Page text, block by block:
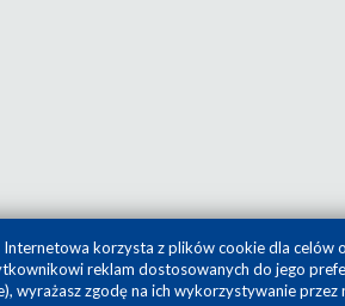
Internetowa korzysta z plików cookie dla
reklam dostosowanych do jego
wyrażasz zgodę na ich wykorzystywanie